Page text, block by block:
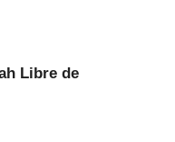
Libre de